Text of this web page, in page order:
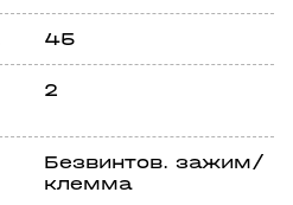
45
2
Безвинтов. зажим/
клемма